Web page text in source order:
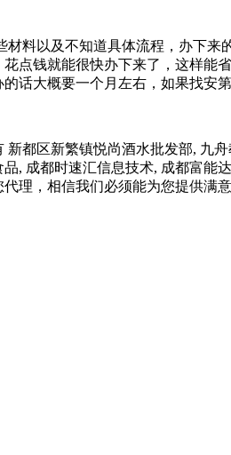
料以及不知道具体流程，办下来
点钱就能很快办下来了，这样
话大概要一个月左右，如果找安
区新繁镇悦尚酒水批发部, 九舟
, 成都时速汇信息技术, 成都富
理，相信我们必须能为您提供满意